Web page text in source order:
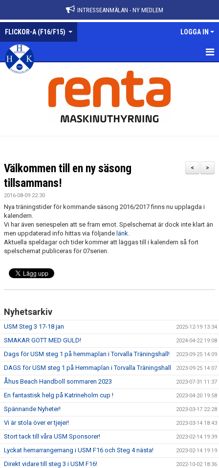
INTRESSEANMÄLAN - NY MEDLEM
FLICKOR-A (F16/F15) LOGGA IN
FLICKOR-A
BILDGALLERI
DOKUMENT
KONTAKT
MATCHER
>
<
Välkommen till en ny säsong
tillsammans!
2016-08-09 22:30
Nya träningstider för kommande säsong 2016/2017 finns nu upplagda i
kalendern.
Vi har även seriespelen att se fram emot. Spelschemat är dock inte klart än
men uppdaterad info hittas via följande länk.
Aktuella speldagar och tider kommer att läggas till i kalendern så fort
spelschemat publiceras för 07serien.
Nyhetsarkiv
USM Steg 3 17-18 jan 2025-12-19 13:34
SMAKAR GOTT MED GULD! 2024-04-22 19:08
Dags för USM steg 1 på hemmaplan i Torvalla Träningshall! 2023-09-25 14:09
DAGS för USM steg 1 på Hemmaplan i Torvalla Träningshall 2023-09-25 14:07
Åhus Beach Handboll sommaren 2023 2023-07-31 11:37
En fantastisk helg på Katrineholm cup ! 2023-04-20 19:58
Spännande Nyheter! 2023-03-17 22:28
Vi är stola över er tjejer! 2023-03-14 18:43
Stort tack till våra USM Sponsorer! 2023-02-14 19:39
Lyckat hemarrangemang i USM F16 och Steg 4 nästa! 2023-02-14 19:19
Direkt vidare till steg 3 i USM F16! 2022-10-02 18:36